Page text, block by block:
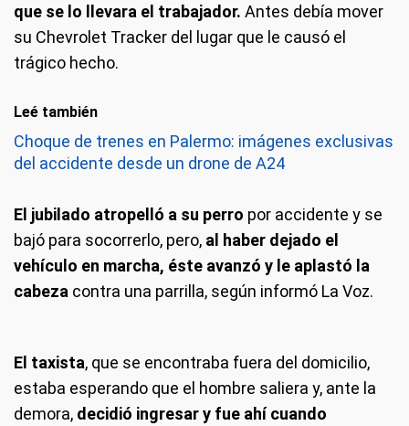
que se lo llevara el trabajador. Antes debía mover
su Chevrolet Tracker del lugar que le causó el
trágico hecho.
Leé también
Choque de trenes en Palermo: imágenes exclusivas
del accidente desde un drone de A24
El jubilado atropelló a su perro por accidente y se
bajó para socorrerlo, pero, al haber dejado el
vehículo en marcha, éste avanzó y le aplastó la
cabeza contra una parrilla, según informó La Voz.
El taxista, que se encontraba fuera del domicilio,
estaba esperando que el hombre saliera y, ante la
demora, decidió ingresar y fue ahí cuando